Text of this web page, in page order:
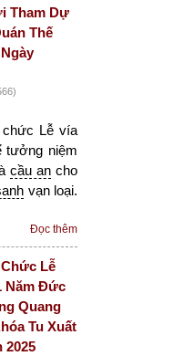
Tham Dự
Thế
Lễ vía
tưởng niệm
cầu an cho
vạn loại.
Đọc thêm
Lễ
Năm Đức
Quang
Tu Xuất
2025